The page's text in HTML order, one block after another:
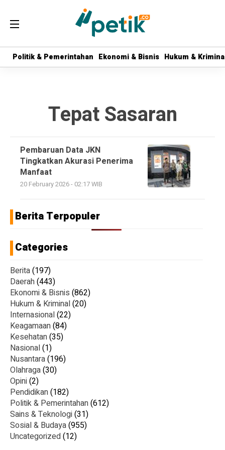
Politik & Pemerintahan Ekonomi & Bisnis Hukum &
Politik & Pemerintahan Ekonomi & Bisnis Hukum &
Tepat Sasaran
Pembaruan Data JKN
Tingkatkan Akurasi Penerima
Manfaat
20 February 2026 - 02:17 WIB
Berita Terpopuler
Categories
Berita(197)
Daerah(443)
Ekonomi & Bisnis (862)
Hukum & Kriminal(20)
Internasional(22)
Keagamaan(84)
Kesehatan(35)
Nasional(1)
Nusantara(196)
Olahraga(30)
Opini(2)
Pendidikan(182)
Politik & Pemerintahan(612)
Sains & Teknologi(31)
Sosial & Budaya(955)
Uncategorized(12)